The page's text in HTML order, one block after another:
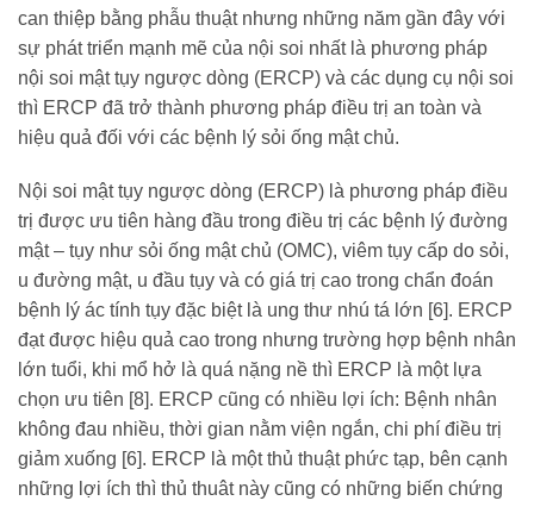
can thiệp bằng phẫu thuật nhưng những năm gần đây với
sự phát triển mạnh mẽ của nội soi nhất là phương pháp
nội soi mật tụy ngược dòng (ERCP) và các dụng cụ nội soi
thì ERCP đã trở thành phương pháp điều trị an toàn và
hiệu quả đối với các bệnh lý sỏi ống mật chủ.
Nội soi mật tụy ngược dòng (ERCP) là phương pháp điều
trị được ưu tiên hàng đầu trong điều trị các bệnh lý đường
mật – tụy như sỏi ống mật chủ (OMC), viêm tụy cấp do sỏi,
u đường mật, u đầu tụy và có giá trị cao trong chẩn đoán
bệnh lý ác tính tụy đặc biệt là ung thư nhú tá lớn [6]. ERCP
đạt được hiệu quả cao trong nhưng trường hợp bệnh nhân
lớn tuổi, khi mổ hở là quá nặng nề thì ERCP là một lựa
chọn ưu tiên [8]. ERCP cũng có nhiều lợi ích: Bệnh nhân
không đau nhiều, thời gian nằm viện ngắn, chi phí điều trị
giảm xuống [6]. ERCP là một thủ thuật phức tạp, bên cạnh
những lợi ích thì thủ thuât này cũng có những biến chứng